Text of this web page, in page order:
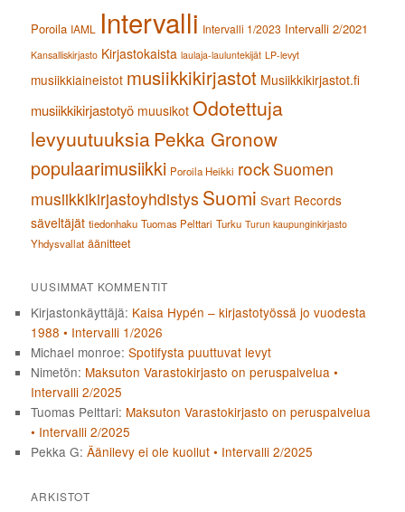
Poroila IAML Intervalli Intervalli 1/2023 Intervalli 2/2021
Kansalliskirjasto Kirjastokaista laulaja-lauluntekijät LP-levyt
musiikkiaineistot musiikkikirjastot Musiikkikirjastot.fi
musiikkikirjastotyö muusikot Odotettuja
levyuutuuksiaPekka Gronow
populaarimusiikki Poroila Heikki rock Suomen
musiikkikirjastoyhdistys Suomi Svart Records
säveltäjät tiedonhaku Tuomas Pelttari Turku Turun kaupunginkirjasto
Yhdysvallat äänitteet
UUSIMMAT KOMMENTIT
Kirjastonkäyttäjä: Kaisa Hypén – kirjastotyössä jo vuodesta
1988 • Intervalli 1/2026
Michael monroe:Spotifysta puuttuvat levyt
Nimetön: Maksuton Varastokirjasto on peruspalvelua •
Intervalli 2/2025
Tuomas Pelttari: Maksuton Varastokirjasto on peruspalvelua
• Intervalli 2/2025
Pekka G:Äänilevy ei ole kuollut • Intervalli 2/2025
ARKISTOT